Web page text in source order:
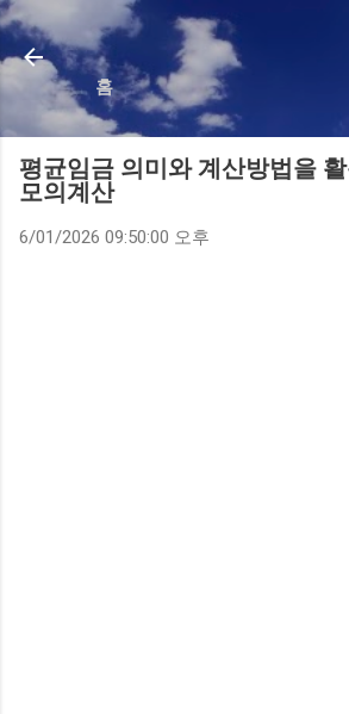
기본 콘텐츠로 건너뛰기
홈
평균임금 의미와 계산방법을
모의계산
6/01/2026 09:50:00 오후